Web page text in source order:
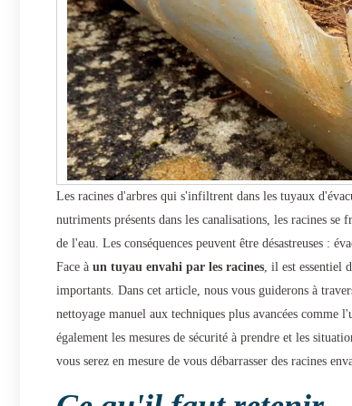
Les racines d'arbres qui s'infiltrent dans les tuyaux
nutriments présents dans les canalisations, les racines
de l'eau. Les conséquences peuvent être désastreuses :
Face à un tuyau envahi par les racines, il est essentiel
importants. Dans cet article, nous vous guiderons à
nettoyage manuel aux techniques plus avancées
également les mesures de sécurité à prendre et les
vous serez en mesure de vous débarrasser des racines